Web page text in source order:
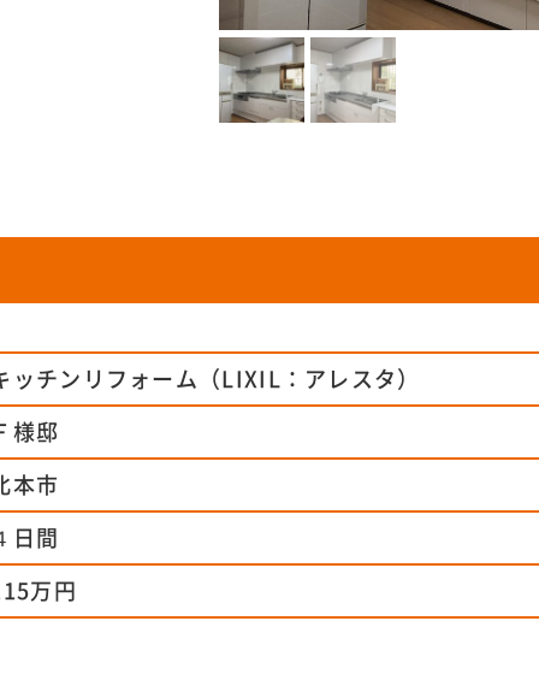
ッチンリフォーム（LIXIL：アレスタ）
様邸
本市
日間
万円